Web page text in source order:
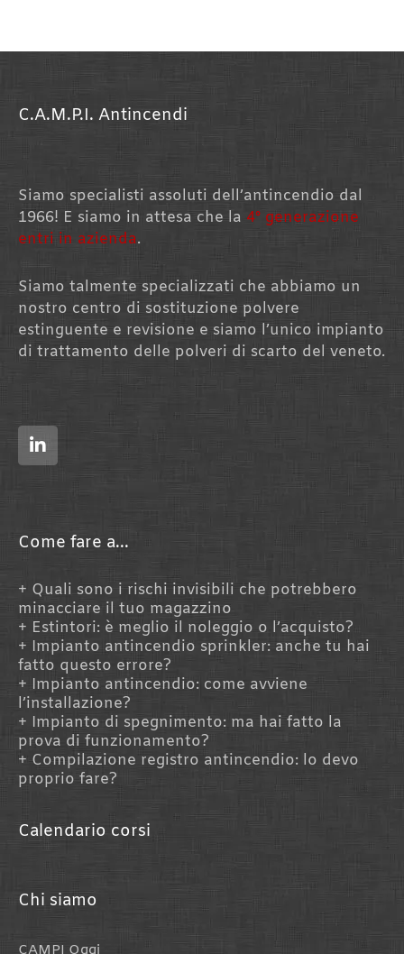
C.A.M.P.I. Antincendi
Siamo specialisti assoluti dell’antincendio dal
1966! E siamo in attesa che la 4° generazione
entri in azienda.
Siamo talmente specializzati che abbiamo un
nostro centro di sostituzione polvere
estinguente e revisione e siamo l’unico impianto
di trattamento delle polveri di scarto del veneto.
n
k
n
Come fare a...
Quali sono i rischi invisibili che potrebbero
minacciare il tuo magazzino
Estintori: è meglio il noleggio o l’acquisto?
Impianto antincendio sprinkler: anche tu hai
fatto questo errore?
Impianto antincendio: come avviene
l’installazione?
Impianto di spegnimento: ma hai fatto la
prova di funzionamento?
Compilazione registro antincendio: lo devo
proprio fare?
Calendario corsi
Chi siamo
CAMPI Oggi